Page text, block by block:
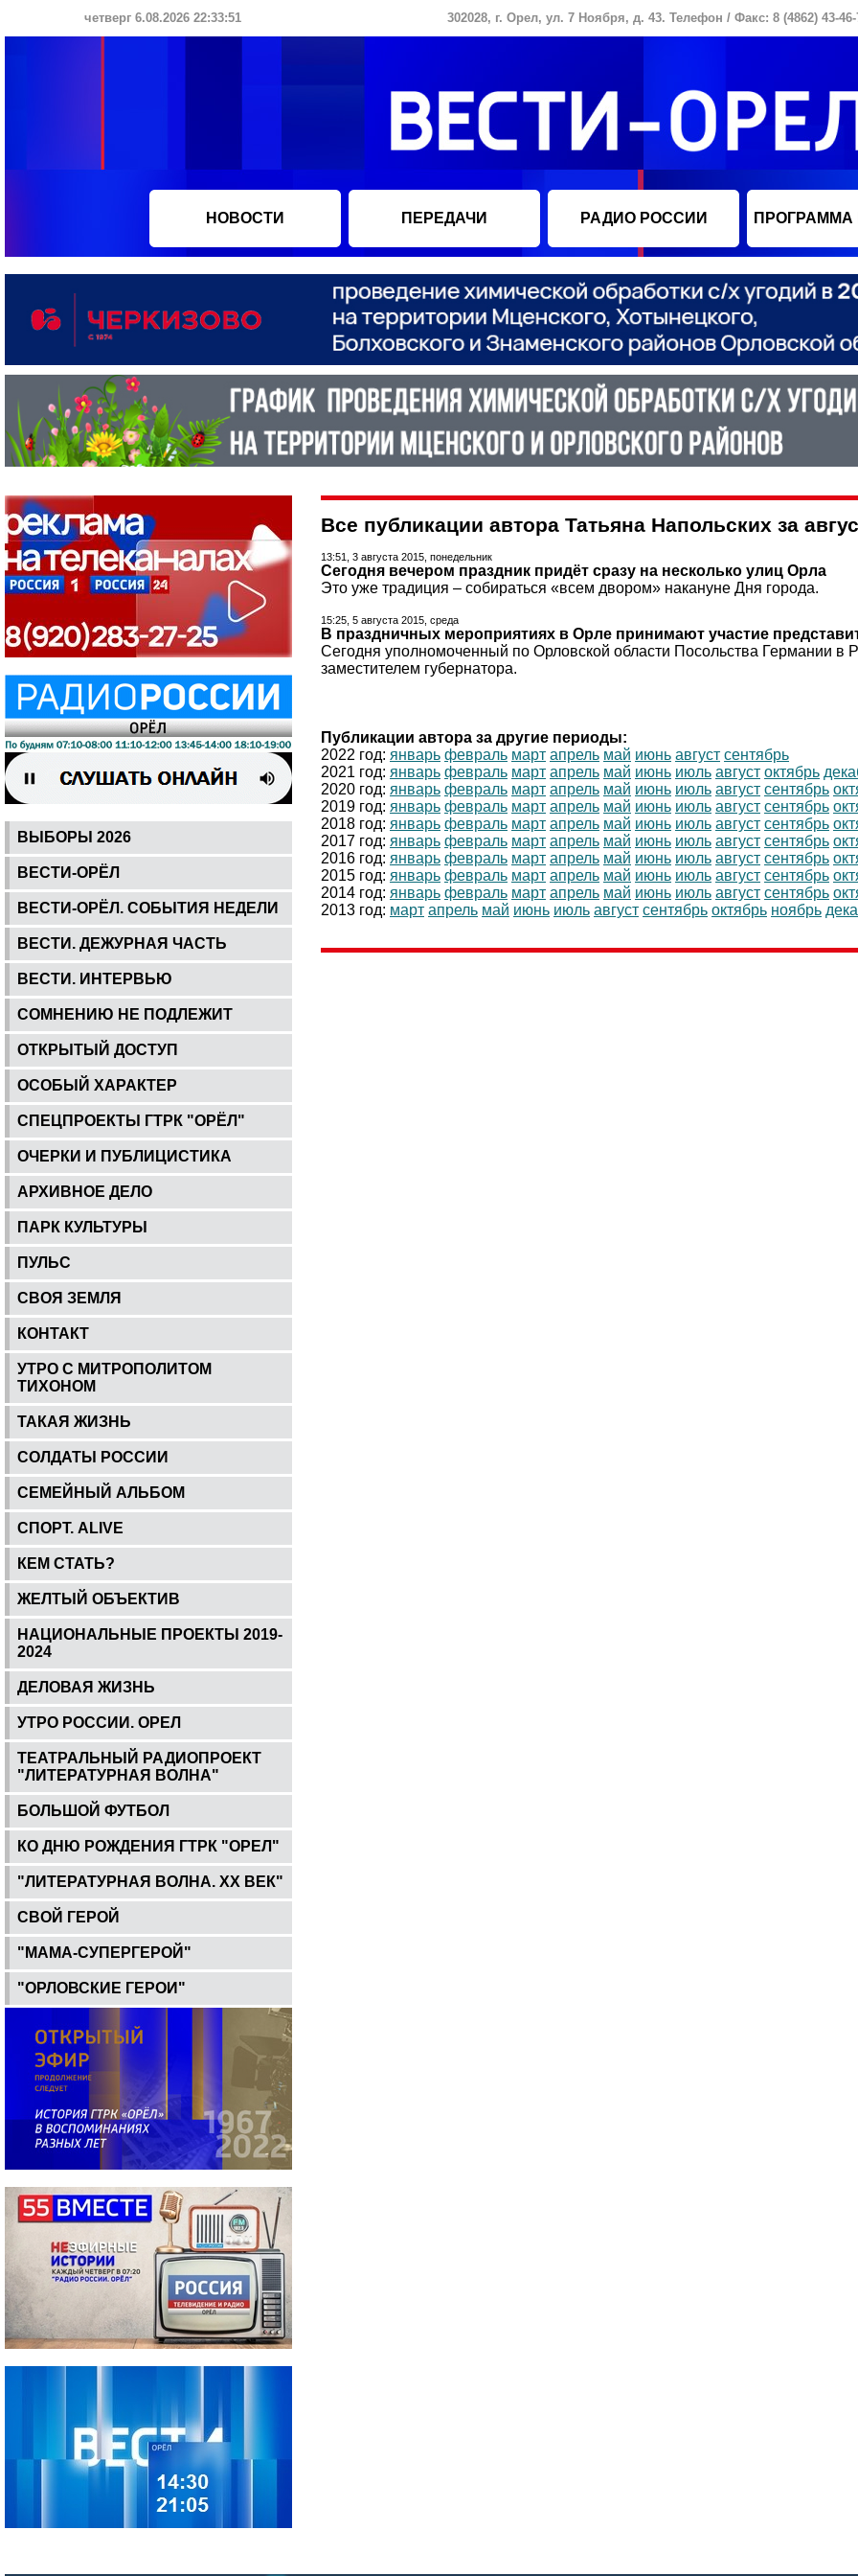
четверг 6.08.2026 22:33:52 302028, г. Орел, ул. 7 Ноября, д. 43. Телефон / Факс: 8 (4862) 43-46-
НОВОСТИ ПЕРЕДАЧИ РАДИО РОССИИ ПРОГРАММА
ВЫБОРЫ 2026
ВЕСТИ-ОРЁЛ
ВЕСТИ-ОРЁЛ. СОБЫТИЯ НЕДЕЛИ
ВЕСТИ. ДЕЖУРНАЯ ЧАСТЬ
ВЕСТИ. ИНТЕРВЬЮ
СОМНЕНИЮ НЕ ПОДЛЕЖИТ
ОТКРЫТЫЙ ДОСТУП
ОСОБЫЙ ХАРАКТЕР
СПЕЦПРОЕКТЫ ГТРК "ОРЁЛ"
ОЧЕРКИ И ПУБЛИЦИСТИКА
АРХИВНОЕ ДЕЛО
ПАРК КУЛЬТУРЫ
ПУЛЬС
СВОЯ ЗЕМЛЯ
КОНТАКТ
УТРО С МИТРОПОЛИТОМ
ТИХОНОМ
ТАКАЯ ЖИЗНЬ
СОЛДАТЫ РОССИИ
СЕМЕЙНЫЙ АЛЬБОМ
СПОРТ. ALIVE
КЕМ СТАТЬ?
ЖЕЛТЫЙ ОБЪЕКТИВ
НАЦИОНАЛЬНЫЕ ПРОЕКТЫ 2019-
2024
ДЕЛОВАЯ ЖИЗНЬ
УТРО РОССИИ. ОРЕЛ
ТЕАТРАЛЬНЫЙ РАДИОПРОЕКТ
"ЛИТЕРАТУРНАЯ ВОЛНА"
БОЛЬШОЙ ФУТБОЛ
КО ДНЮ РОЖДЕНИЯ ГТРК "ОРЕЛ"
"ЛИТЕРАТУРНАЯ ВОЛНА. ХХ ВЕК"
СВОЙ ГЕРОЙ
"МАМА-СУПЕРГЕРОЙ"
"ОРЛОВСКИЕ ГЕРОИ"
Все публикации автора Татьяна Напольских за
13:51, 3 августа 2015, понедельник
Сегодня вечером праздник придёт сразу на несколько улиц Орла
Это уже традиция – собираться «всем двором» накануне Дня города.
15:25, 5 августа 2015, среда
В праздничных мероприятиях в Орле принимают участие
Сегодня уполномоченный по Орловской области Посольства Германии в
заместителем губернатора.
Публикации автора за другие периоды:
2022 год: январь февраль март апрель май июнь август сентябрь
2021 год: январь февраль март апрель май июнь июль август октябрь
2020 год: январь февраль март апрель май июнь июль август сентябрь
2019 год: январь февраль март апрель май июнь июль август сентябрь
2018 год: январь февраль март апрель май июнь июль август сентябрь
2017 год: январь февраль март апрель май июнь июль август сентябрь
2016 год: январь февраль март апрель май июнь июль август сентябрь
2015 год: январь февраль март апрель май июнь июль август сентябрь
2014 год: январь февраль март апрель май июнь июль август сентябрь
2013 год: март апрель май июнь июль август сентябрь октябрь ноябрь